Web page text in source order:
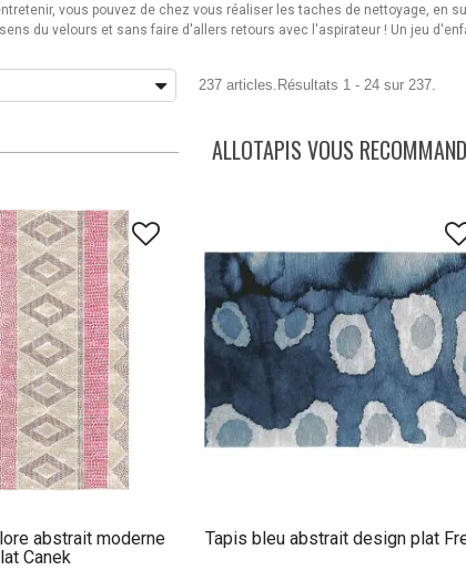
vous pouvez de chez vous réaliser les taches de nettoyage,
du velours et sans faire d'allers retours avec l'aspirateur ! Un jeu
237 articles. Résultats 1 - 24 sur 237.
ALLOTAPIS VOUS
abstrait moderne
Canek
Tapis bleu abstrait design plat